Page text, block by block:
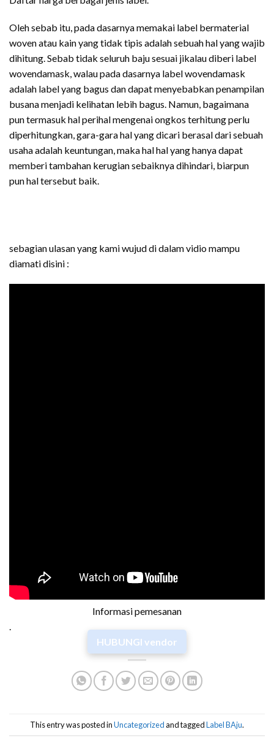
Oleh sebab itu, pada dasarnya memakai label bermaterial
woven atau kain yang tidak tipis adalah sebuah hal yang wajib
dihitung. Sebab tidak seluruh baju sesuai jikalau diberi label
wovendamask, walau pada dasarnya label wovendamask
adalah label yang bagus dan dapat menyebabkan penampilan
busana menjadi kelihatan lebih bagus. Namun, bagaimana
pun termasuk hal perihal mengenai ongkos terhitung perlu
diperhitungkan, gara-gara hal yang dicari berasal dari sebuah
usaha adalah keuntungan, maka hal hal yang hanya dapat
memberi tambahan kerugian sebaiknya dihindari, biarpun
pun hal tersebut baik.
sebagian ulasan yang kami wujud di dalam vidio mampu
diamati disini :
Informasi pemesanan
.
HUBUNGI vendor
This entry was posted inUncategorizedand taggedLabel BAju.